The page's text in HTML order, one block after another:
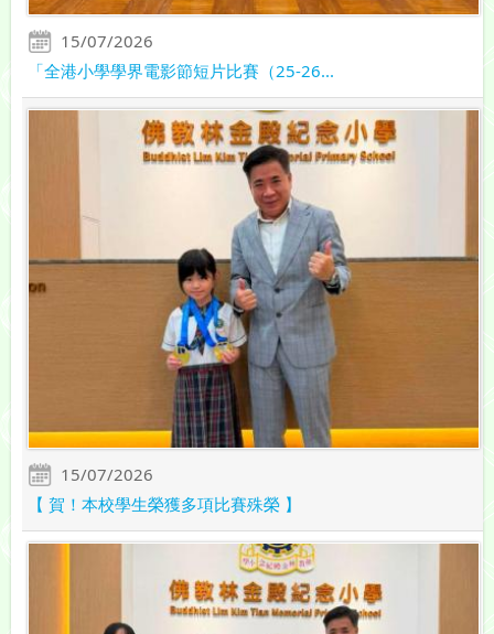
15/07/2026
「全港小學學界電影節短片比賽（25-26...
15/07/2026
【 賀！本校學生榮獲多項比賽殊榮 】